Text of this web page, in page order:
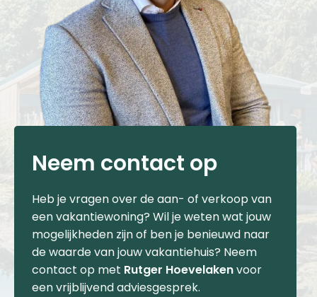
Neem contact op
Heb je vragen over de aan- of verkoop van
een vakantiewoning? Wil je weten wat jouw
mogelijkheden zijn of ben je benieuwd naar
de waarde van jouw vakantiehuis? Neem
contact op met Rutger Hoevelakenvoor
een vrijblijvend adviesgesprek.